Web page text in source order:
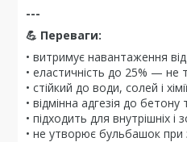
---
💪 Переваги:
• витримує навантаження
• еластичність до 25% — не
• стійкий до води, солей і
• відмінна адгезія до бетону
• підходить для внутрішніх і
• не утворює бульбашок при